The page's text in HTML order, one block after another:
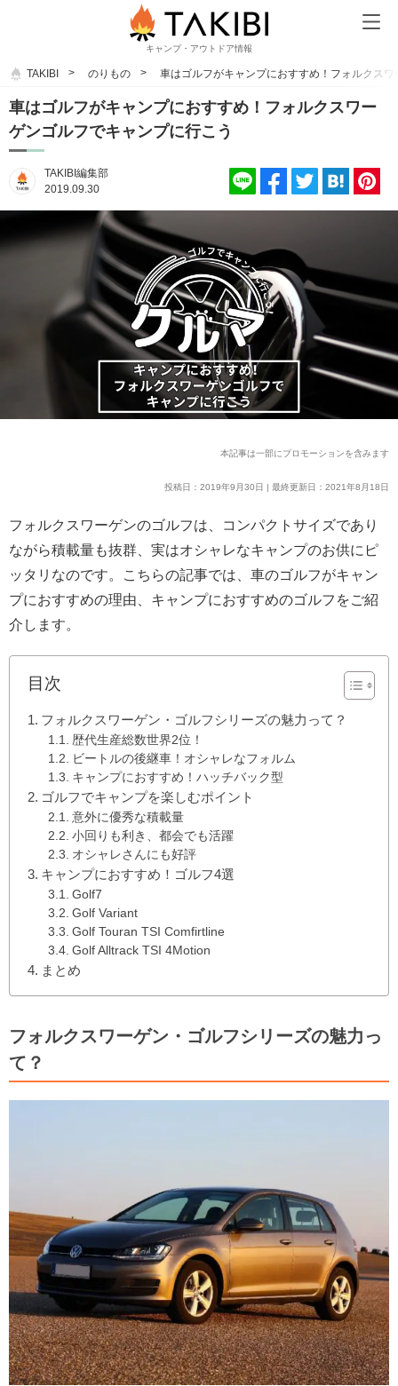
キャンプ・アウトドア情報
TAKIBI のりもの 車はゴルフがキャンプにおすすめ！フォルクス
車はゴルフがキャンプにおすすめ！フォルクスワー
ゲンゴルフでキャンプに行こう
TAKIBI編集部
2019.09.30
本記事は一部にプロモーションを含みます
投稿日：2019年9月30日 | 最終更新日：2021年8月18日
フォルクスワーゲンのゴルフは、コンパクトサイズであり
ながら積載量も抜群、実はオシャレなキャンプのお供にピ
ッタリなのです。こちらの記事では、車のゴルフがキャン
プにおすすめの理由、キャンプにおすすめのゴルフをご紹
介します。
目次
フォルクスワーゲン・ゴルフシリーズの魅力って？
歴代生産総数世界2位！
ビートルの後継車！オシャレなフォルム
キャンプにおすすめ！ハッチバック型
ゴルフでキャンプを楽しむポイント
意外に優秀な積載量
小回りも利き、都会でも活躍
オシャレさんにも好評
キャンプにおすすめ！ゴルフ4選
Golf7
Golf Variant
Golf Touran TSI Comfirtline
Golf Alltrack TSI 4Motion
まとめ
フォルクスワーゲン・ゴルフシリーズの魅力っ
て？